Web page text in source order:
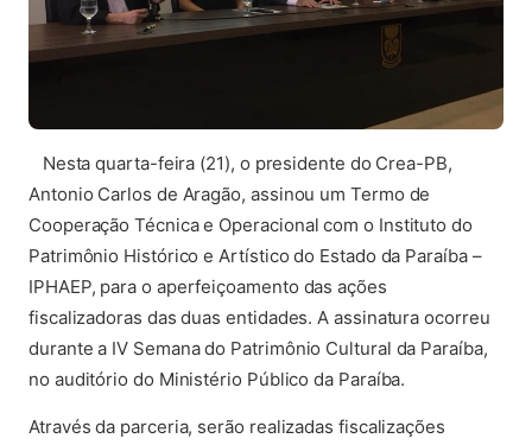
Nesta quarta-feira (21), o presidente do Crea-PB,
Antonio Carlos de Aragão, assinou um Termo de
Cooperação Técnica e Operacional com o Instituto do
Patrimônio Histórico e Artístico do Estado da Paraíba –
IPHAEP, para o aperfeiçoamento das ações
fiscalizadoras das duas entidades. A assinatura ocorreu
durante a IV Semana do Patrimônio Cultural da Paraíba,
no auditório do Ministério Público da Paraíba.
Através da parceria, serão realizadas fiscalizações